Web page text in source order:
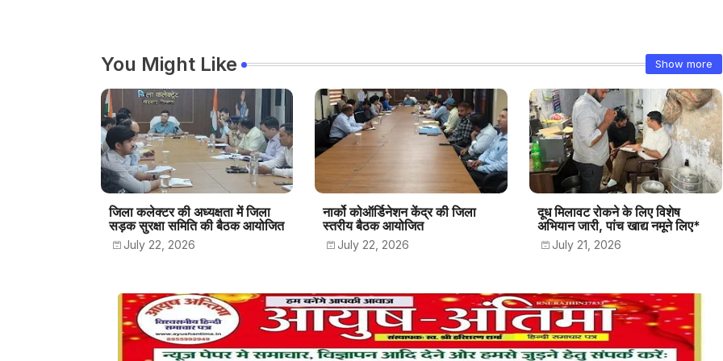
You Might Like Show more
जिला कलेक्टर की अध्यक्षता में जिला
सड़क सुरक्षा समिति की बैठक आयोजित
July 22, 2026
नार्को कोऑर्डिनेशन केंद्र की जिला
स्तरीय बैठक आयोजित
July 22, 2026
दूध मिलावट रोकने के लिए विशेष
अभियान जारी, पांच खाद्य नमूने लिए*
July 21, 2026